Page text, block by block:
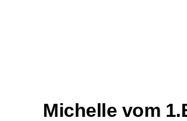
Michelle vom